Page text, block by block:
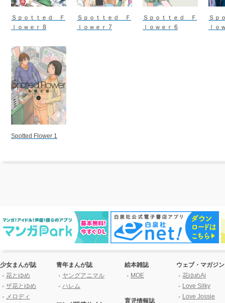
Ｓｐｏｔｔｅｄ Ｆ
ｌｏｗｅｒ 8
Ｓｐｏｔｔｅｄ Ｆ
ｌｏｗｅｒ 7
Ｓｐｏｔｔｅｄ Ｆ
ｌｏｗｅｒ 6
Ｓｐ
ｌｏ
Spotted Flower 1
少女まんが誌
花とゆめ
ザ花とゆめ
メロディ
青年まんが誌
ヤングアニマル
ハレム
絵本雑誌
MOE
育児情報誌
ウェブ・マガジン
花ゆめAi
Love Silky
Love Jossie